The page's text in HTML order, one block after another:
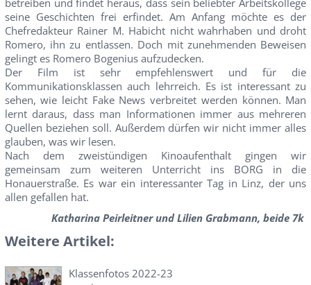
betreiben und findet heraus, dass sein beliebter Arbeitskollege
seine Geschichten frei erfindet. Am Anfang möchte es der
Chefredakteur Rainer M. Habicht nicht wahrhaben und droht
Romero, ihn zu entlassen. Doch mit zunehmenden Beweisen
gelingt es Romero Bogenius aufzudecken.
Der Film ist sehr empfehlenswert und für die
Kommunikationsklassen auch lehrreich. Es ist interessant zu
sehen, wie leicht Fake News verbreitet werden können. Man
lernt daraus, dass man Informationen immer aus mehreren
Quellen beziehen soll. Außerdem dürfen wir nicht immer alles
glauben, was wir lesen.
Nach dem zweistündigen Kinoaufenthalt gingen wir
gemeinsam zum weiteren Unterricht ins BORG in die
Honauerstraße. Es war ein interessanter Tag in Linz, der uns
allen gefallen hat.
Katharina Peirleitner und Lilien Grabmann, beide 7k
Weitere Artikel:
Klassenfotos 2022-23